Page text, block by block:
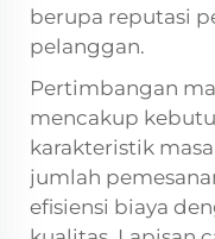
berupa reputasi
pelanggan.
Pertimbangan
mencakup
karakteristik
jumlah
efisiensi biaya